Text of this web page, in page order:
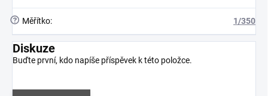
? Měřítko: 1/350
Diskuze
Buďte první, kdo napíše příspěvek k této položce.